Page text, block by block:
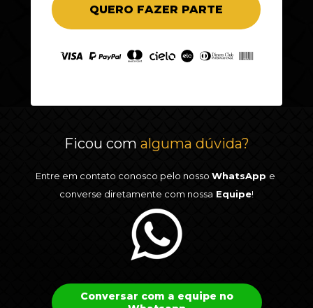
QUERO FAZER PARTE
Ficou com alguma dúvida?
Conversar com a equipe no
Entre em contato conosco pelo nosso WhatsApp e
converse diretamente com nossa Equipe!